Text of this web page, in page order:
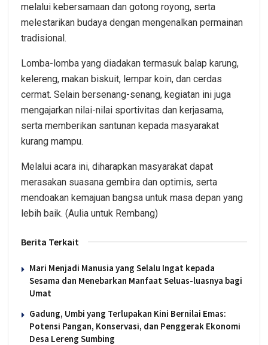
melalui kebersamaan dan gotong royong, serta
melestarikan budaya dengan mengenalkan permainan
tradisional.
Lomba-lomba yang diadakan termasuk balap karung,
kelereng, makan biskuit, lempar koin, dan cerdas
cermat. Selain bersenang-senang, kegiatan ini juga
mengajarkan nilai-nilai sportivitas dan kerjasama,
serta memberikan santunan kepada masyarakat
kurang mampu.
Melalui acara ini, diharapkan masyarakat dapat
merasakan suasana gembira dan optimis, serta
mendoakan kemajuan bangsa untuk masa depan yang
lebih baik. (Aulia untuk Rembang)
Berita Terkait
Mari Menjadi Manusia yang Selalu Ingat kepada
Sesama dan Menebarkan Manfaat Seluas-luasnya bagi
Umat
Gadung, Umbi yang Terlupakan Kini Bernilai Emas:
Potensi Pangan, Konservasi, dan Penggerak Ekonomi
Desa Lereng Sumbing